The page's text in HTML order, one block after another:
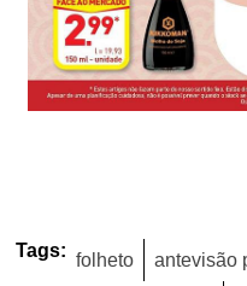
Tags: folheto antevisão